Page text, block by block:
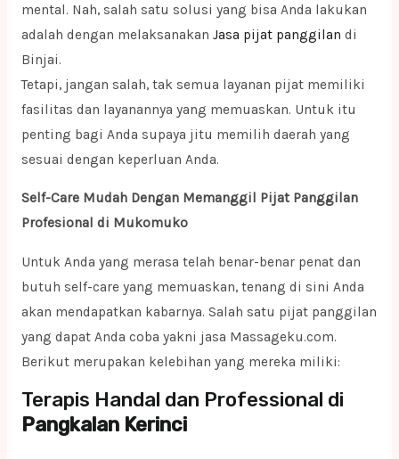
mental. Nah, salah satu solusi yang bisa Anda lakukan
adalah dengan melaksanakan Jasa pijat panggilan di
Binjai.
Tetapi, jangan salah, tak semua layanan pijat memiliki
fasilitas dan layanannya yang memuaskan. Untuk itu
penting bagi Anda supaya jitu memilih daerah yang
sesuai dengan keperluan Anda.
Self-Care Mudah Dengan Memanggil Pijat Panggilan
Profesional di Mukomuko
Untuk Anda yang merasa telah benar-benar penat dan
butuh self-care yang memuaskan, tenang di sini Anda
akan mendapatkan kabarnya. Salah satu pijat panggilan
yang dapat Anda coba yakni jasa Massageku.com.
Berikut merupakan kelebihan yang mereka miliki:
Terapis Handal dan Professional di
Pangkalan Kerinci